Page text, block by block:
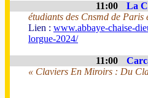
11:00
La
étudiants des Cnsmd de Paris
Lien : www.abbaye-chaise-
lorgue-2024/
11:00
« Claviers En Miroirs : Du